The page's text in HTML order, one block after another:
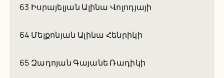
63 Իսրայելյան Ալինա Վոլոդյայի
64 Մելքոնյան Ալինա Հենրիկի
65 Զադոյան Գայանե Ռադիկի